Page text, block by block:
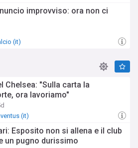
improvviso: ora non ci
(it)
Chelsea: "Sulla carta la
ora lavoriamo"
(it)
Esposito non si allena e il club
un pugno durissimo